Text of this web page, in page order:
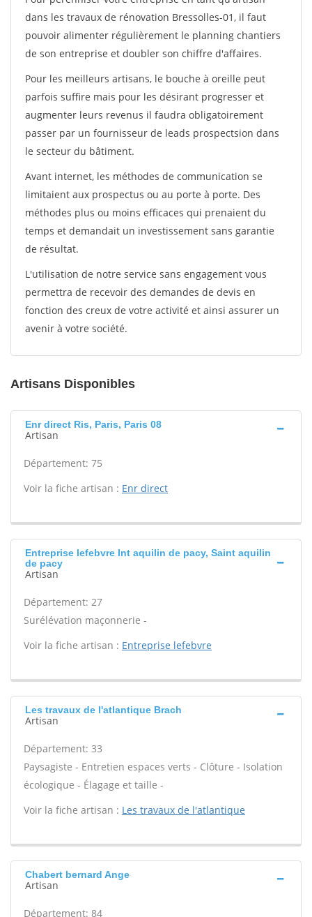
dans les travaux de rénovation Bressolles-01, il faut
pouvoir alimenter régulièrement le planning chantiers
de son entreprise et doubler son chiffre d'affaires.
Pour les meilleurs artisans, le bouche à oreille peut
parfois suffire mais pour les désirant progresser et
augmenter leurs revenus il faudra obligatoirement
passer par un fournisseur de leads prospectsion dans
le secteur du bâtiment.
Avant internet, les méthodes de communication se
limitaient aux prospectus ou au porte à porte. Des
méthodes plus ou moins efficaces qui prenaient du
temps et demandait un investissement sans garantie
de résultat.
L'utilisation de notre service sans engagement vous
permettra de recevoir des demandes de devis en
fonction des creux de votre activité et ainsi assurer un
avenir à votre société.
Artisans Disponibles
Enr direct Ris, Paris, Paris 08
Artisan
Département: 75
Voir la fiche artisan : Enr direct
Entreprise lefebvre Int aquilin de pacy, Saint aquilin
de pacy
Artisan
Département: 27
Surélévation maçonnerie -
Voir la fiche artisan : Entreprise lefebvre
Les travaux de l'atlantique Brach
Artisan
Département: 33
Paysagiste - Entretien espaces verts - Clôture - Isolation
écologique - Élagage et taille -
Voir la fiche artisan : Les travaux de l'atlantique
Chabert bernard Ange
Artisan
Département: 84